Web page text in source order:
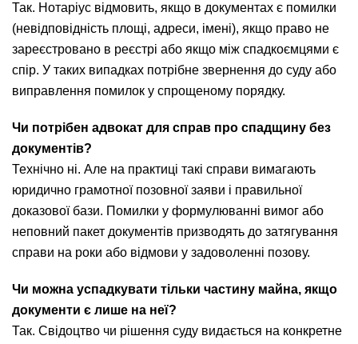
Так. Нотаріус відмовить, якщо в документах є помилки
(невідповідність площі, адреси, імені), якщо право не
зареєстровано в реєстрі або якщо між спадкоємцями є
спір. У таких випадках потрібне звернення до суду або
виправлення помилок у спрощеному порядку.
Чи потрібен адвокат для справ про спадщину без
документів?
Технічно ні. Але на практиці такі справи вимагають
юридично грамотної позовної заяви і правильної
доказової бази. Помилки у формулюванні вимог або
неповний пакет документів призводять до затягування
справи на роки або відмови у задоволенні позову.
Чи можна успадкувати тільки частину майна, якщо
документи є лише на неї?
Так. Свідоцтво чи рішення суду видається на конкретне